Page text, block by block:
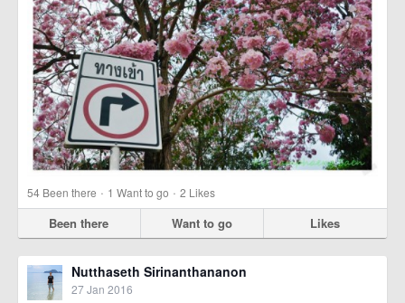
54 Been there · 1 Want to go · 2 Likes
Been there Want to go Likes
Nutthaseth Sirinanthananon
27 Jan 2016